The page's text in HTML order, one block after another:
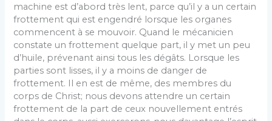
machine est d’abord très lent, parce qu’il y a un certain
frottement qui est engendré lorsque les organes
commen­cent à se mouvoir. Quand le mécanicien
constate un frottement quelque part, il y met un peu
d’huile, préve­nant ainsi tous les dégâts. Lorsque les
parties sont lisses, il y a moins de danger de
frottement. Il en est de même, des membres du
corps de Christ; nous devons attendre un certain
frottement de la part de ceux nouvellement entrés